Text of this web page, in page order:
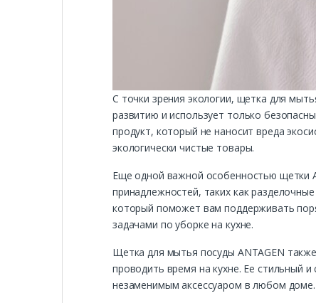
С точки зрения экологии, щетка для
развитию и использует только
продукт, который не наносит вреда
экологически чистые товары.
Еще одной важной особенностью щетки
принадлежностей, таких как
который поможет вам поддерживать
задачами по уборке на кухне.
Щетка для мытья посуды ANTAGEN
проводить время на кухне. Ее стильный
незаменимым аксессуаром в любом